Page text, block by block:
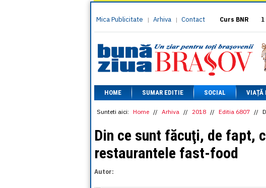
Mica Publicitate | Arhiva | Contact Curs BNR 1
1
1
1
1
1
HOME SUMAR EDITIE SOCIAL VIAȚĂ
Sunteti aici: Home // Arhiva // 2018 // Editia 6807 //
Din ce sunt făcuţi, de fapt,
restaurantele fast-food
Autor: